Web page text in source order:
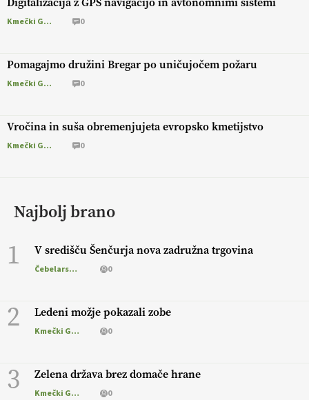
Kmečki Glas 0
Pomagajmo družini Bregar po uničujočem požaru
Kmečki Glas 0
Vročina in suša obremenjujeta evropsko kmetijstvo
Kmečki Glas 0
Najbolj brano
1 V središču Šenčurja nova zadružna trgovina
Čebelarstvo 0
2 Ledeni možje pokazali zobe
Kmečki Glas 0
3 Zelena država brez domače hrane
Kmečki Glas 0